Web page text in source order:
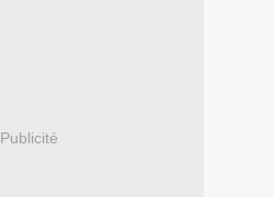
Publicité